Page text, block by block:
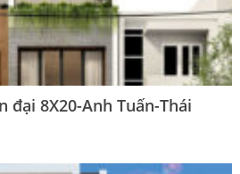
đại 8X20-Anh Tuấn-Thái